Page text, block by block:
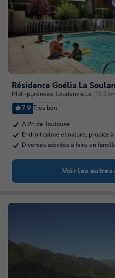
Résidence Goélia La
Midi-pyrénées, Loudenvielle (15,5
7.9 Très bon
A 2h de Toulouse
Endroit calme et nature, propice
Diverses activités à faire en
Voir les autres